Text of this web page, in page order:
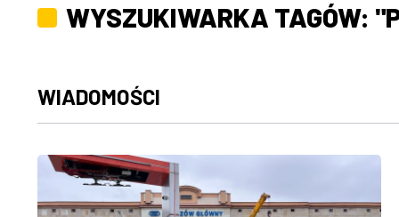
WYSZUKIWARKA TAGÓW:
WIADOMOŚCI